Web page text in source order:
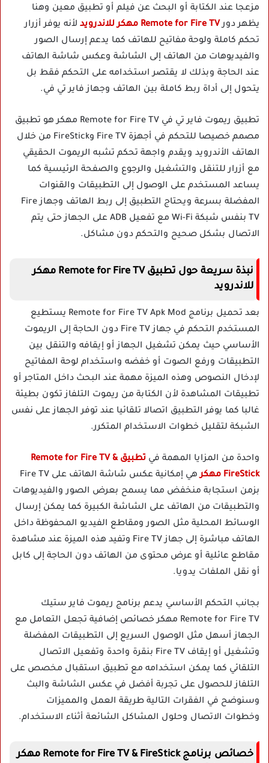
مزعجا عند الكتابة أو البحث عن فيلم أو تطبيق معين وهنا
يظهر دورRemote for Fire TV مهكر للاندرويد
لأنه يوفر أزرار
تحكم كاملة ولوحة مفاتيح للهاتف كما يدعم إرسال الصور
والفيديوهات من الهاتف إلى الشاشة وعكس شاشة الهاتف
عند الحاجة وبذلك لا يقتصر استخدامه على التحكم فقط بل
يتحول إلى أداة ربط كاملة بين الهاتف وجهاز فاير تي في.
تطبيق ريموت فاير تي في Remote for Fire TV مهكر هو تطبيق
مصمم خصيصا للتحكم في أجهزة Fire TV وFireStick من خلال
الهاتف الأندرويد ويقدم واجهة تحكم تشبه الريموت الحقيقي
مع أزرار للتنقل والتشغيل والرجوع والصفحة الرئيسية كما
يساعد المستخدم على الوصول إلى التطبيقات والقنوات
المفضلة بسرعة ويحتاج التطبيق إلى ربط الهاتف وجهاز Fire
TV بنفس شبكة Wi-Fi مع تفعيل ADB على الجهاز حتى يتم
الاتصال بشكل صحيح والتحكم دون مشاكل.
نبذة سريعة حول تطبيق Remote for Fire TV مهكر
للاندرويد
بعد تحميل برنامج Remote for Fire TV Apk Mod يستطيع
المستخدم التحكم في جهاز Fire TV دون الحاجة إلى الريموت
الأساسي حيث يمكن تشغيل الجهاز أو إيقافه والتنقل بين
التطبيقات ورفع الصوت أو خفضه واستخدام لوحة المفاتيح
لإدخال النصوص وهذه الميزة مهمة عند البحث داخل المتاجر أو
تطبيقات المشاهدة لأن الكتابة من ريموت التلفاز تكون بطيئة
غالبا كما يوفر التطبيق اتصالا تلقائيا عند توفر الجهاز على نفس
الشبكة لتقليل خطوات الاستخدام المتكرر.
واحدة من المزايا المهمة في
تطبيق Remote for Fire TV &
FireStick مهكر
هي إمكانية عكس شاشة الهاتف على Fire TV
بزمن استجابة منخفض مما يسمح بعرض الصور والفيديوهات
والتطبيقات من الهاتف على الشاشة الكبيرة كما يمكن إرسال
الوسائط المحلية مثل الصور ومقاطع الفيديو المحفوظة داخل
الهاتف مباشرة إلى جهاز Fire TV وتفيد هذه الميزة عند مشاهدة
مقاطع عائلية أو عرض محتوى من الهاتف دون الحاجة إلى كابل
أو نقل الملفات يدويا.
بجانب التحكم الأساسي يدعم برنامج ريموت فاير ستيك
Remote for Fire TV مهكر خصائص إضافية تجعل التعامل مع
الجهاز أسهل مثل الوصول السريع إلى التطبيقات المفضلة
وتشغيل أو إيقاف Fire TV بنقرة واحدة وتفعيل الاتصال
التلقائي كما يمكن استخدامه مع تطبيق استقبال مخصص على
التلفاز للحصول على تجربة أفضل في عكس الشاشة والبث
وسنوضح في الفقرات التالية طريقة العمل والمميزات
وخطوات الاتصال وحلول المشاكل الشائعة أثناء الاستخدام.
خصائص برنامج Remote for Fire TV & FireStick مهكر